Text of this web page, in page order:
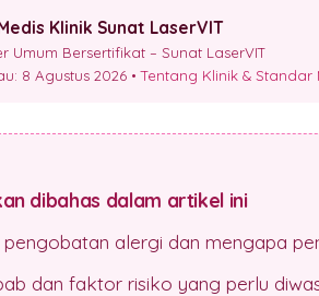
Klinik Sunat LaserVIT
Umum Bersertifikat – Sunat LaserVIT
8 Agustus 2026 •Tentang Klinik & Standar
dibahas dalam artikel ini
pengobatan alergi dan mengapa
dan faktor risiko yang perlu